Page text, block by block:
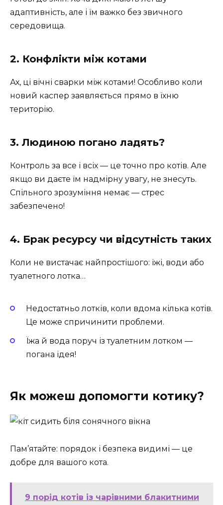
адаптивність, але і їм важко без звичного
середовища.
2. Конфлікти між котами
Ах, ці вічні сварки між котами! Особливо коли
новий каспер заявляється прямо в їхню
територію.
3. Людиною погано ладять?
Контроль за все і всіх — це точно про котів. Але
якщо ви даєте їм надмірну увагу, не знесуть.
Спільного зрозуміння немає — стрес
забезпечено!
4. Брак ресурсу чи відсутність таких
Коли не вистачає найпростішого: їжі, води або
туалетного лотка…
Недостатньо лотків, коли вдома кілька котів.
Це може спричинити проблеми.
Їжа й вода поруч із туалетним лотком —
погана ідея!
Як можеш допомогти котику?
Пам’ятайте: порядок і безпека видимі — це
добре для вашого кота.
9 порід котів із чарівними блакитними